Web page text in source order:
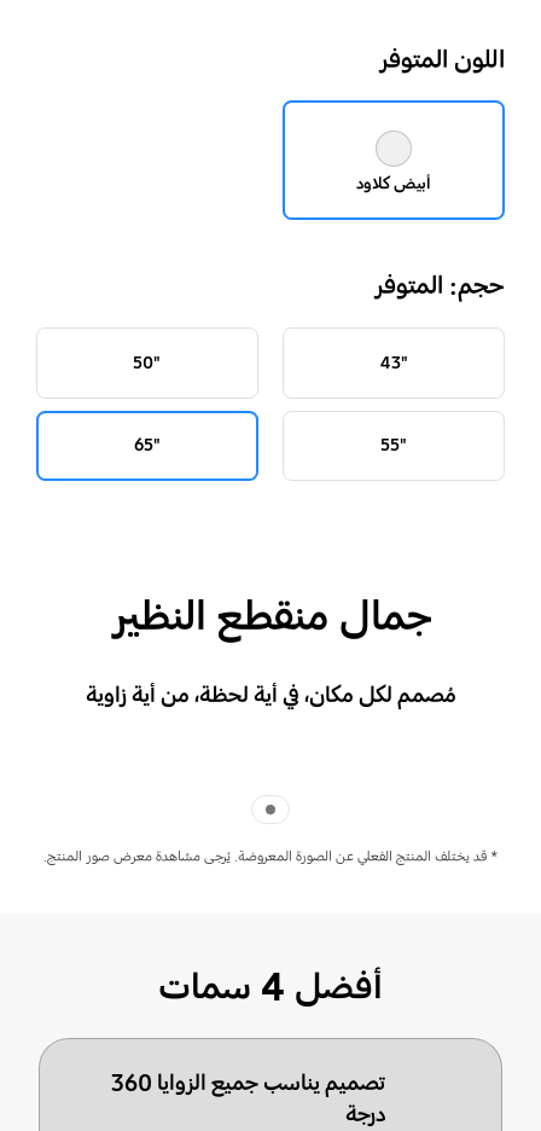
اللون المتوفر
أبيض كلاود
حجم: المتوفر
"43
"50
"55
"65
جمال منقطع النظير
مُصمم لكل مكان، في أية لحظة، من أية زاوية
* قد يختلف المنتج الفعلي عن الصورة المعروضة. يُرجى مشاهدة معرض صور المنتج.
أفضل 4 سمات
تصميم يناسب جميع الزوايا 360
درجة